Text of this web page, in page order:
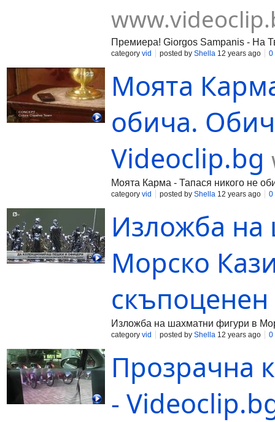
Премиера! Giorgos Sampanis - На
category vid posted by Shella 12 years ago 0
Моята
обича.
Videoclip.bg
Моята Карма - Тапася никого не
category vid posted by Shella 12 years ago 0
Изложба
Морско
Изложба на шахматни фигури в
category vid posted by Shella 12 years ago 0
Прозрачна
-